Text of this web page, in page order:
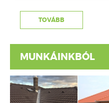
MUNKÁINKBÓL